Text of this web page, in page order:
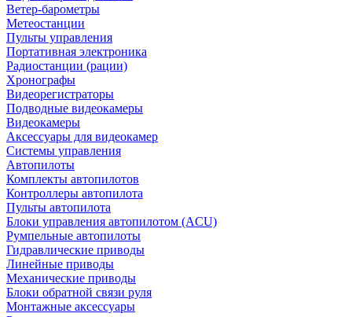
Ветер-барометры
Метеостанции
Пульты управления
Портативная электроника
Радиостанции (рации)
Хронографы
Видеорегистраторы
Подводные видеокамеры
Видеокамеры
Аксессуары для видеокамер
Системы управления
Автопилоты
Комплекты автопилотов
Контроллеры автопилота
Пульты автопилота
Блоки управления автопилотом (ACU)
Румпельные автопилоты
Гидравлические приводы
Линейные приводы
Механические приводы
Блоки обратной связи руля
Монтажные аксессуары